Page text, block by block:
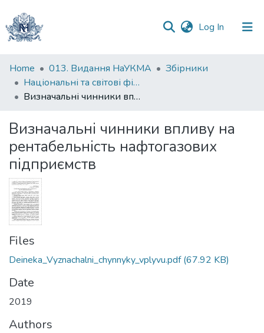
Log In (current)
Communities
&
Collections
Statistics
Home 013. Видання НаУКМА
Збірники
Національні та світові фінансово-економічні системи в умовах сучасних викликів : матеріали Міжнародної науково-практичної конференції студентів, аспірантів та молодих вчених (м. Київ, 23 січня 2019 р.)
Визначальні чинники впливу на рентабельність нафтогазових підприємств
Визначальні чинники впливу на
рентабельність нафтогазових
підприємств
Files
Deineka_Vyznachalni_chynnyky_vplyvu.pdf(67.92 KB)
Date
2019
Authors